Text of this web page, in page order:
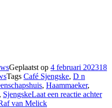
Geplaatst op 4 februari 202318
Tags Café Sjengske, D n
, Haammaeker,
, SjengskeLaat een reactie achter
van Melick